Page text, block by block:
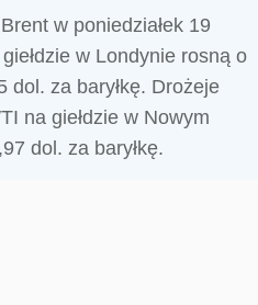
w poniedziałek 19
w Londynie rosną o
dol. za baryłkę. Drożeje
na giełdzie w Nowym
dol. za baryłkę.